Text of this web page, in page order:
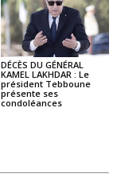
DÉCÈS DU GÉNÉRAL
KAMEL LAKHDAR : Le
président Tebboune
présente ses
condoléances